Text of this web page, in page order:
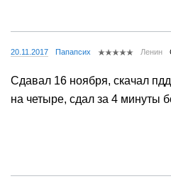
20.11.2017 Папапсих Ленин
Сдавал 16 ноября, скачал
на четыре, сдал за 4 минуты